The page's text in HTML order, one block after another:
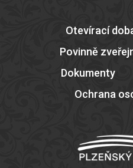
Otevírací
Povinně
Dokumenty
Ochrana